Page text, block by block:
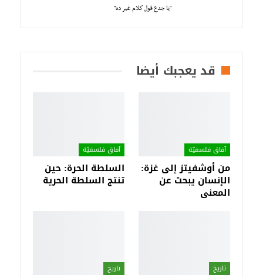
"يا جدع قول كلام غير ده"
قد يعجبك أيضا
آفاق فلسفيّة‎
من أوشفيتز إلى غزة:
الإنسان يبحث عن
المعنى
آفاق فلسفيّة‎
السلطة الحرة: حين
تنتج السلطة الحرية
تاريخ تاريخ